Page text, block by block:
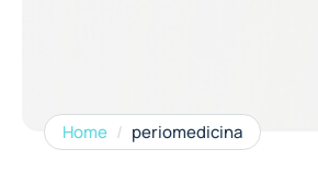
Home / periomedicina